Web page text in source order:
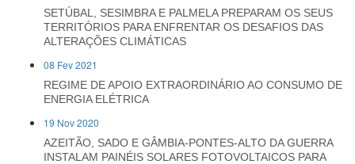
SETÚBAL, SESIMBRA E PALMELA PREPARAM OS SEUS
TERRITÓRIOS PARA ENFRENTAR OS DESAFIOS DAS
ALTERAÇÕES CLIMÁTICAS
08 Fev 2021
REGIME DE APOIO EXTRAORDINÁRIO AO CONSUMO DE
ENERGIA ELÉTRICA
19 Nov 2020
AZEITÃO, SADO E GÂMBIA-PONTES-ALTO DA GUERRA
INSTALAM PAINÉIS SOLARES FOTOVOLTAICOS PARA